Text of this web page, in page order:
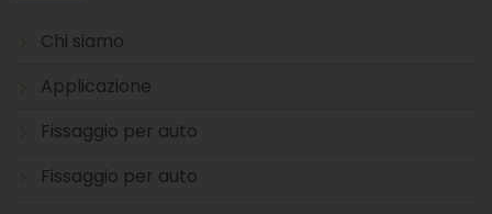
Chi siamo
Applicazione
Fissaggio per auto
Fissaggio per auto